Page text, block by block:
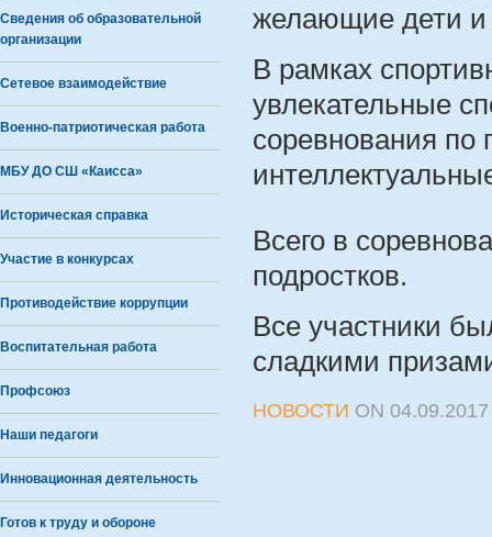
Сведения об образовательной
организации
Сетевое взаимодействие
Военно-патриотическая работа
МБУ ДО СШ «Каисса»
Историческая справка
Участие в конкурсах
Противодействие коррупции
Воспитательная работа
Профсоюз
Наши педагоги
Инновационная деятельность
Готов к труду и обороне
желающие дети и
В рамках
увлекательные
соревнования по
Всего в
подростков.
Все участники
сладкими
НОВОСТИ ON 04.09.2017